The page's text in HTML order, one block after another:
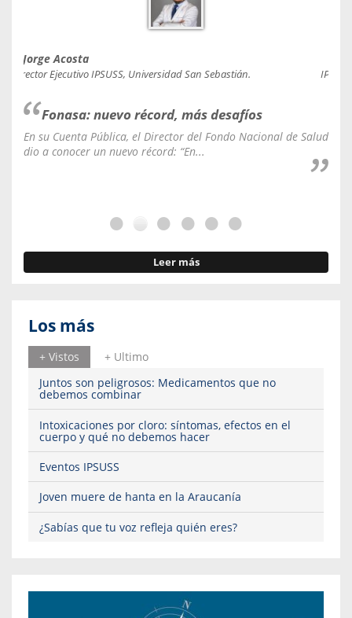
Jorge Acosta
Director Ejecutivo IPSUSS, Universidad San Sebastián.
Fonasa: nuevo récord, más desafíos
En su Cuenta Pública, el Director del Fondo Nacional de Salud
dio a conocer un nuevo récord: “En...
Leer más
Los más
+ Vistos
+ Ultimo
Juntos son peligrosos: Medicamentos que no
debemos combinar
Intoxicaciones por cloro: síntomas, efectos en el
cuerpo y qué no debemos hacer
Eventos IPSUSS
Joven muere de hanta en la Araucanía
¿Sabías que tu voz refleja quién eres?